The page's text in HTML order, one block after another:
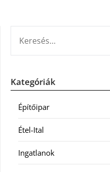
Kategóriák
Építőipar
Étel-Ital
Ingatlanok